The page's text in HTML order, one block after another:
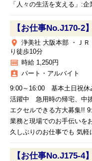
「人々の生活を支える」:
【お仕事No.J170-2
place
浄美社 大阪本部 ・ＪＲ
り徒歩10分
money 時給 1,250円
assignment_ind パート・アルバイト
9:00～16:00 基本土日祝
活躍中 急用時の帰宅、中
エクセルできる方大募集!!
業務と現場でのお手伝いを
久しぶりのお仕事でも 気軽
【お仕事No.J175-4